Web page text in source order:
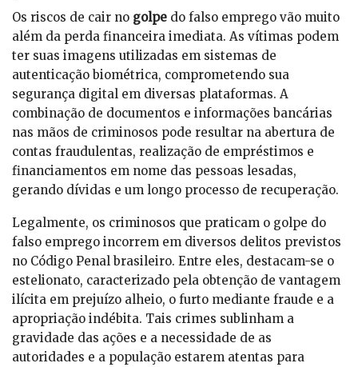
Os riscos de cair no golpe do falso emprego vão muito
além da perda financeira imediata. As vítimas podem
ter suas imagens utilizadas em sistemas de
autenticação biométrica, comprometendo sua
segurança digital em diversas plataformas. A
combinação de documentos e informações bancárias
nas mãos de criminosos pode resultar na abertura de
contas fraudulentas, realização de empréstimos e
financiamentos em nome das pessoas lesadas,
gerando dívidas e um longo processo de recuperação.
Legalmente, os criminosos que praticam o golpe do
falso emprego incorrem em diversos delitos previstos
no Código Penal brasileiro. Entre eles, destacam-se o
estelionato, caracterizado pela obtenção de vantagem
ilícita em prejuízo alheio, o furto mediante fraude e a
apropriação indébita. Tais crimes sublinham a
gravidade das ações e a necessidade de as
autoridades e a população estarem atentas para